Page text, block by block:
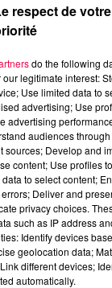
ASTRO-
respect de
do the following
legitimate interest:
Use limited data to
advertising; Use
advertising
audiences
sources; Develop and
content; Use profiles
to select content;
Deliver and
privacy choices.
such as IP address
Identify devices
geolocation data;
different devices;
automatically.